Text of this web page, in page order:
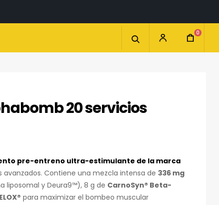
0
20 servicios
pre-entreno ultra-estimulante de la marca
avanzados. Contiene una mezcla intensa de 336 mg
liposomal y Deura9™), 8 g de CarnoSyn® Beta-
para maximizar el bombeo muscular